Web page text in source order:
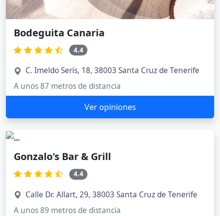
Bodeguita Canaria
4.4
C. Imeldo Serís, 18, 38003 Santa Cruz de Tenerife
A unos 87 metros de distancia
Ver opiniones
Gonzalo's Bar & Grill
4.4
Calle Dr. Allart, 29, 38003 Santa Cruz de Tenerife
A unos 89 metros de distancia